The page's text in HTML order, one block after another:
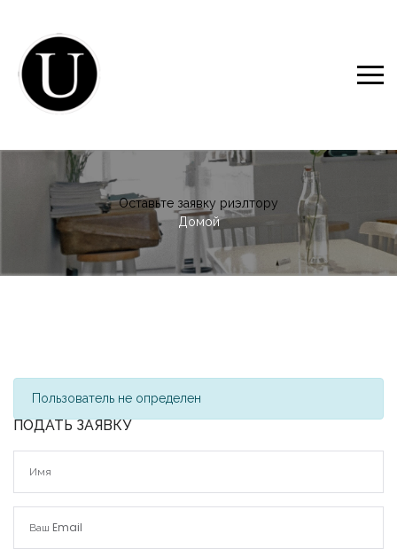
Оставьте заявку риэлтору
Домой
Пользователь не определен
ПОДАТЬ ЗАЯВКУ